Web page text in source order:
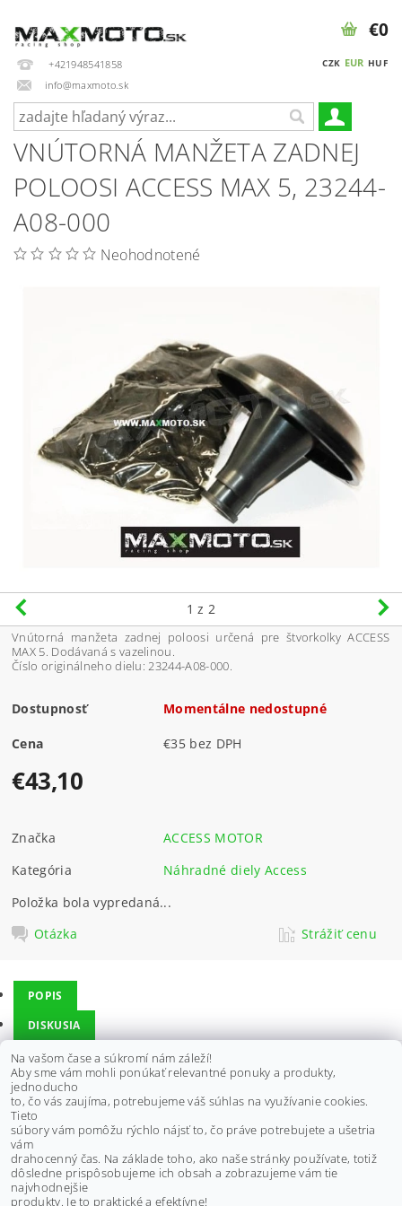
+421948541858
info@maxmoto.sk
CZK EUR HUF
€0
VNÚTORNÁ MANŽETA ZADNEJ
POLOOSI ACCESS MAX 5, 23244-
A08-000
Neohodnotené
1 z 2
Vnútorná manžeta zadnej poloosi určená pre štvorkolky ACCESS
MAX 5. Dodávaná s vazelinou.
Číslo originálneho dielu: 23244-A08-000.
Dostupnosť Momentálne nedostupné
Cena €35 bez DPH
€43,10
Značka
ACCESS MOTOR
Kategória
Náhradné diely Access
Položka bola vypredaná...
Otázka
Strážiť cenu
POPIS
DISKUSIA
Vhodné pre štvorkolky ACCESS:
MAX 5
Výrobca:
Buďte prvý, kto napíše príspevok k tejto položke.
Na vašom čase a súkromí nám záleží!
Aby sme vám mohli ponúkať relevantné ponuky a produkty,
jednoducho
to, čo vás zaujíma, potrebujeme váš súhlas na využívanie cookies.
Tieto
súbory vám pomôžu rýchlo nájsť to, čo práve potrebujete a ušetria
vám
drahocenný čas. Na základe toho, ako naše stránky používate, totiž
dôsledne prispôsobujeme ich obsah a zobrazujeme vám tie
najvhodnejšie
produkty. Je to praktické a efektívne!